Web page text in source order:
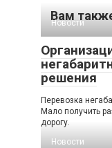
Вам
Новости
решения
Перевозка
Мало получить
дорогу.
Новости